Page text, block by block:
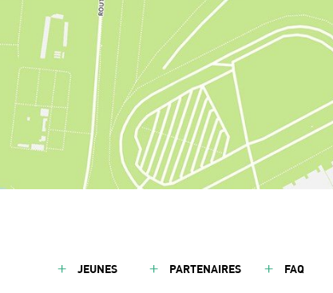
JEUNES PARTENAIRES FAQ